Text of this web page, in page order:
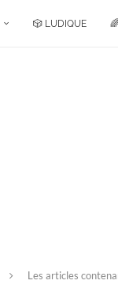
🎲 LUDIQUE
Les articles